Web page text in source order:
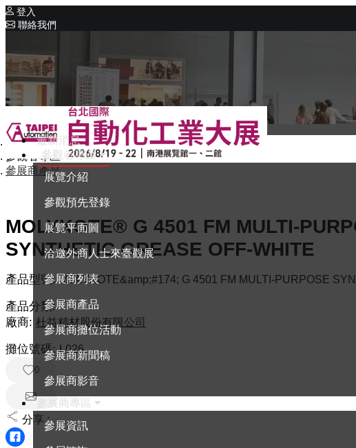
登入
聯絡我們
同期展覽
Intelligent Asia
系列展覽
Intelligent Asia Thailand
English
最新消息
參觀者專區
展覽介紹
參觀預先登錄
展覽平面圖
洽邀外商人士來臺觀展
參展商列表
參展商產品
參展商攤位活動
參展商新聞稿
參展商影音
參展商專區
參展資訊
首頁
參觀者專區
參展商產品
MOLYKOTE® G 4501 FM MULTI-
SYNTHETIC GREASE OFF-WHITE
產品型號:MOLYKOTE&amp;#174; G 4501 FM MULTI-PURPOSE
產品分類:
廠商: 杜益精材股份有限公司
攤位號碼:L026
0
分享 :